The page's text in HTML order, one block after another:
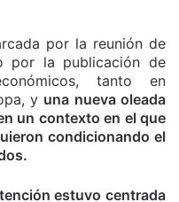
por la reunión de
por la publicación de
tanto en
y una nueva oleada
un contexto en el que
condicionando el
estuvo centrada